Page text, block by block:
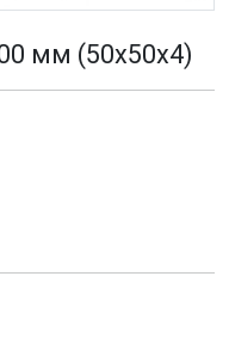
мм (50х50х4)